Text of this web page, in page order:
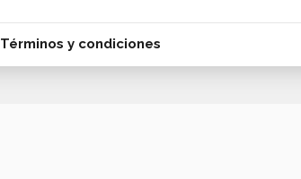
Términos y condiciones